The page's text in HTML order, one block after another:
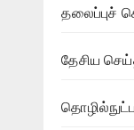
தலைப்புச்
தேசிய